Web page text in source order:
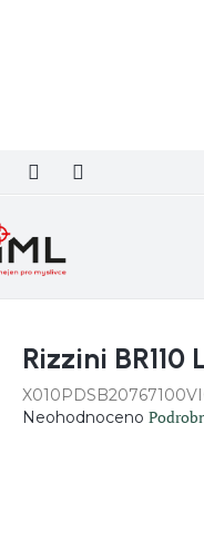
Rizzini
Průměrné
Neohodnoceno